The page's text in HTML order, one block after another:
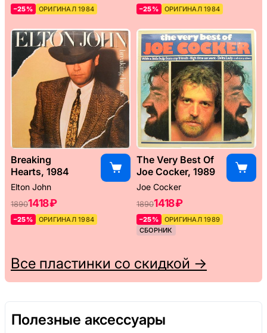
–25% ОРИГИНАЛ 1984 –25% ОРИГИНАЛ 1984
Breaking
Hearts, 1984
Elton John
18901418 ₽
–25% ОРИГИНАЛ 1984
The Very Best Of
Joe Cocker, 1989
Joe Cocker
18901418 ₽
–25%
ОРИГИНАЛ 1989
СБОРНИК
Все пластинки со скидкой →
Полезные аксессуары